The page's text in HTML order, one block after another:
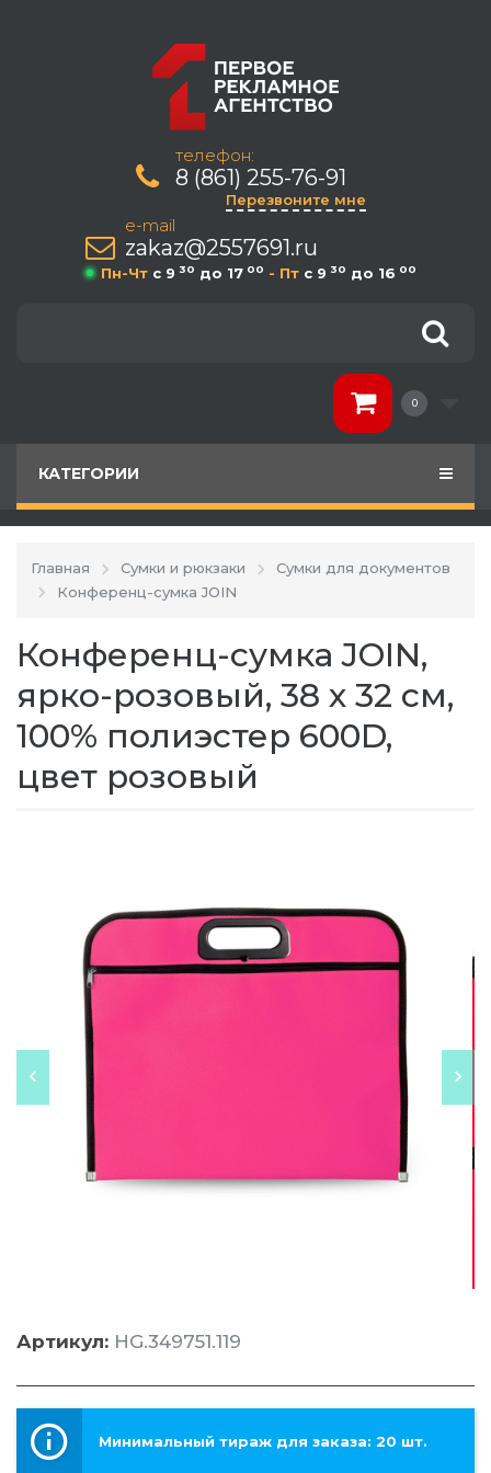
телефон:
8 (861) 255-76-91
Перезвоните мне
e-mail
zakaz@2557691.ru
Пн-Чт c 9 30 до 17 00 - Пт c 9 30 до 16 00
0
КАТЕГОРИИ
Главная Сумки и рюкзаки
Сумки для документов
Конференц-сумка JOIN
Конференц-сумка JOIN,
ярко-розовый, 38 х 32 см,
100% полиэстер 600D,
цвет розовый
Артикул: HG.349751.119
Минимальный тираж для заказа: 20 шт.